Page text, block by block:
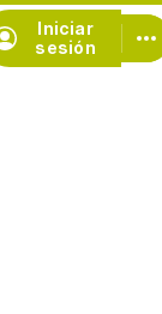
Iniciar
sesión